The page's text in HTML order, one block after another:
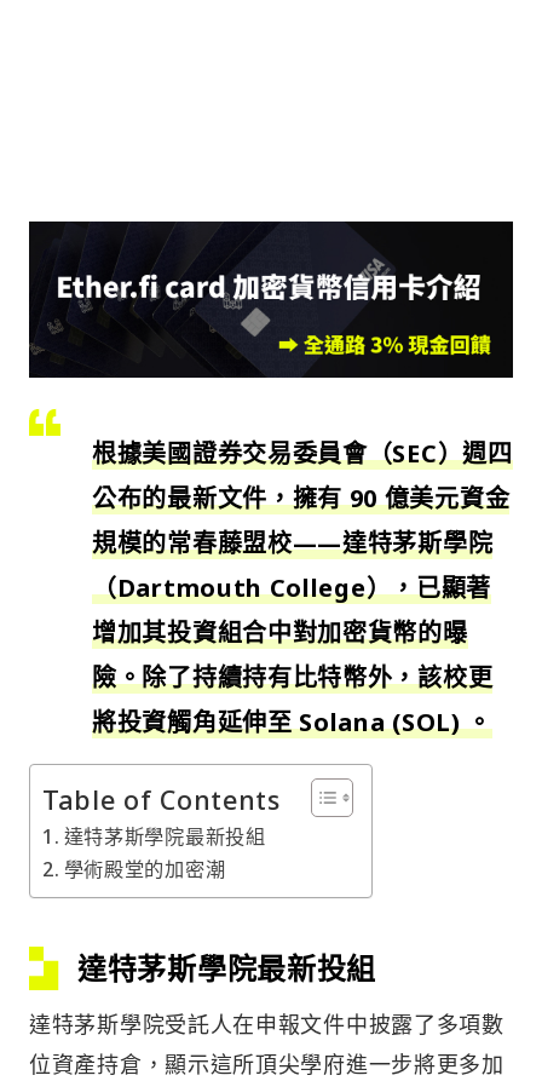
根據美國證券交易委員會（SEC）週四
公布的最新文件，擁有 90 億美元資金
規模的常春藤盟校——達特茅斯學院
（Dartmouth College），已顯著
增加其投資組合中對加密貨幣的曝
險。除了持續持有比特幣外，該校更
將投資觸角延伸至 Solana (SOL) 。
Table of Contents
達特茅斯學院最新投組
學術殿堂的加密潮
達特茅斯學院最新投組
達特茅斯學院受託人在申報文件中披露了多項數
位資產持倉，顯示這所頂尖學府進一步將更多加